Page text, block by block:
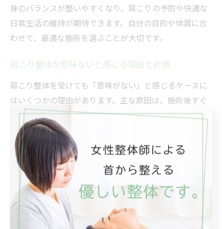
身のバランスが整いやすくなり、肩こりの予防や快適な
日常生活の維持が期待できます。自分の目的や体調に合
わせて、最適な施術を選ぶことが大切です。
肩こり整体が意味ないと感じる理由と対策
肩こり整体を受けても「意味がない」と感じるケースに
はいくつかの理由があります。主な原因は、施術後すぐ
に元の生活習慣に戻ってしまうことや、根本原因へのア
プローチが不十分な場合です。また、施術内容が自分の
症状や体質に合っていない場合も、効果を実感しにくく
なります。
対策としては、整体師としっかりコミュニケーションを
取り、症状や生活スタイルに合わせた施術やアドバイス
を受けることが重要です。さらに、日常生活での姿勢改
善や簡単なセルフケアを継続することで、整体の効果を